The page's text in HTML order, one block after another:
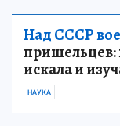
Над СССР
пришельцев:
искала и
НАУКА